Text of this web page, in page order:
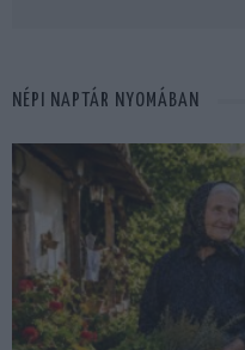
NÉPI NAPTÁR NYOMÁBAN